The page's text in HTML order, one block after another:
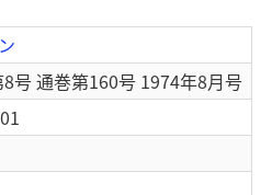
号 通巻第160号 1974年8月号